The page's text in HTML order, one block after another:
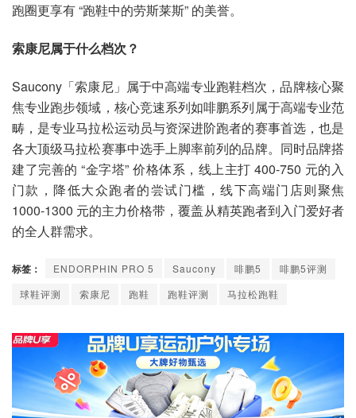
跑圈更享有 “跑鞋中的劳斯莱斯” 的美誉。
索康尼属于什么档次？
Saucony「索康尼」属于中高端专业跑鞋档次，品牌核心聚
焦专业跑步领域，核心竞速系列如啡鹏系列属于高端专业范
畴，是专业马拉松运动员与资深进阶跑者的赛事首选，也是
各大顶级马拉松赛事中选手上脚率前列的品牌。同时品牌搭
建了完善的 “金字塔” 价格体系，线上主打 400-750 元的入
门款，降低大众跑者的尝试门槛，线下高端门店则聚焦
1000-1300 元的主力价格带，覆盖从精英跑者到入门爱好者
的全人群需求。
标签： ENDORPHIN PRO 5 Saucony 啡鹏5
啡鹏5评测
球鞋评测
索康尼 跑鞋 跑鞋评测 马拉松跑鞋